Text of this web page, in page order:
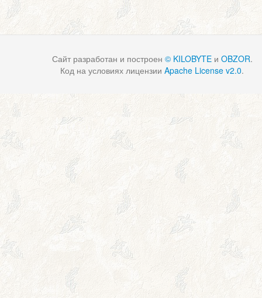
Сайт разработан и построен © KILOBYTEи OBZOR.
Код на условиях лицензии Apache License v2.0.